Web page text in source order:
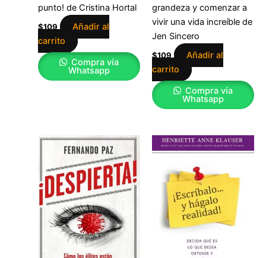
punto! de Cristina Hortal
$109
Añadir al
carrito
Compra vía
Whatsapp
grandeza y comenzar a
vivir una vida increíble de
Jen Sincero
$109
Añadir al
carrito
Compra vía
Whatsapp